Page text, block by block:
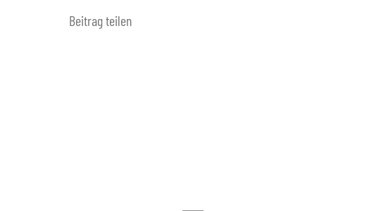
Beitrag teilen